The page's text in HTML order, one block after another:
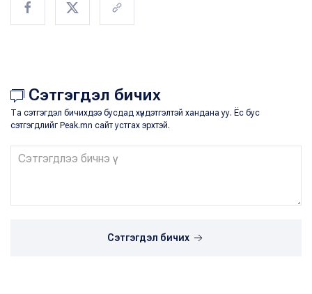
Сэтгэгдэл бичих
Та сэтгэгдэл бичихдээ бусдад хүндэтгэлтэй хандана уу. Ёс бус
сэтгэгдлийг Peak.mn сайт устгах эрхтэй.
Сэтгэгдэл бичих